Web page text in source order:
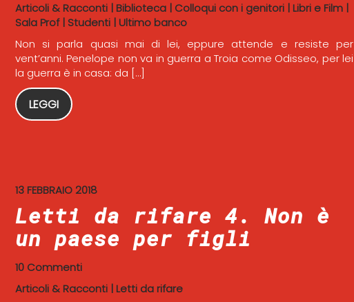
Articoli & Racconti| Biblioteca| Colloqui con i genitori| Libri e Film|
Sala Prof| Studenti| Ultimo banco
Non si parla quasi mai di lei, eppure attende e resiste per
vent’anni. Penelope non va in guerra a Troia come Odisseo, per lei
la guerra è in casa: da […]
LEGGI
13 FEBBRAIO 2018
Letti da rifare 4. Non è
un paese per figli
10 Commenti
Articoli & Racconti| Letti da rifare